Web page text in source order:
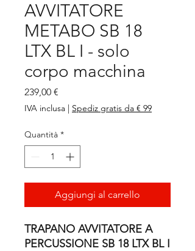
AVVITATORE
METABO SB 18
LTX BL I - solo
corpo macchina
239,00 €
IVA inclusa | Spediz gratis da € 99
Quantità *
Aggiungi al carrello
TRAPANO AVVITATORE A
PERCUSSIONE SB 18 LTX BL I